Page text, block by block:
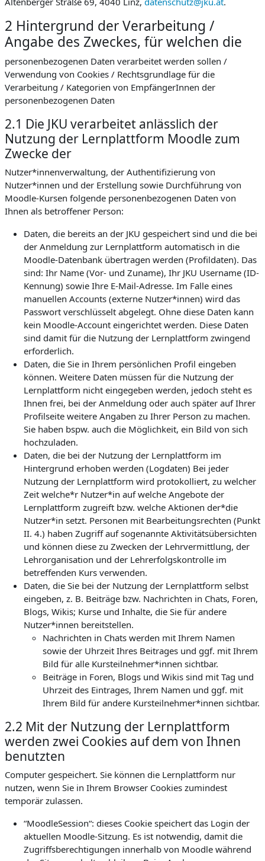
2 Hintergrund der Verarbeitung /
Angabe des Zweckes, für welchen die
personenbezogenen Daten verarbeitet werden sollen /
Verwendung von Cookies / Rechtsgrundlage für die
Verarbeitung / Kategorien von EmpfängerInnen der
personenbezogenen Daten
2.1 Die JKU verarbeitet anlässlich der
Nutzung der Lernplattform Moodle zum
Zwecke der
Nutzer*innenverwaltung, der Authentifizierung von
Nutzer*innen und der Erstellung sowie Durchführung von
Moodle-Kursen folgende personenbezogenen Daten von
Ihnen als betroffener Person:
Daten, die bereits an der JKU gespeichert sind und die bei
der Anmeldung zur Lernplattform automatisch in die
Moodle-Datenbank übertragen werden (Profildaten). Das
sind: Ihr Name (Vor- und Zuname), Ihr JKU Username (ID-
Kennung) sowie Ihre E-Mail-Adresse. Im Falle eines
manuellen Accounts (externe Nutzer*innen) wird das
Passwort verschlüsselt abgelegt. Ohne diese Daten kann
kein Moodle-Account eingerichtet werden. Diese Daten
sind damit für die Nutzung der Lernplattform zwingend
erforderlich.
Daten, die Sie in Ihrem persönlichen Profil eingeben
können. Weitere Daten müssen für die Nutzung der
Lernplattform nicht eingegeben werden, jedoch steht es
Ihnen frei, bei der Anmeldung oder auch später auf Ihrer
Profilseite weitere Angaben zu Ihrer Person zu machen.
Sie haben bspw. auch die Möglichkeit, ein Bild von sich
hochzuladen.
Daten, die bei der Nutzung der Lernplattform im
Hintergrund erhoben werden (Logdaten) Bei jeder
Nutzung der Lernplattform wird protokolliert, zu welcher
Zeit welche*r Nutzer*in auf welche Angebote der
Lernplattform zugreift bzw. welche Aktionen der*die
Nutzer*in setzt. Personen mit Bearbeitungsrechten (Punkt
II. 4.) haben Zugriff auf sogenannte Aktivitätsübersichten
und können diese zu Zwecken der Lehrvermittlung, der
Lehrorganisation und der Lehrerfolgskontrolle im
betreffenden Kurs verwenden.
Daten, die Sie bei der Nutzung der Lernplattform selbst
eingeben, z. B. Beiträge bzw. Nachrichten in Chats, Foren,
Blogs, Wikis; Kurse und Inhalte, die Sie für andere
Nutzer*innen bereitstellen.
Nachrichten in Chats werden mit Ihrem Namen
sowie der Uhrzeit Ihres Beitrages und ggf. mit Ihrem
Bild für alle Kursteilnehmer*innen sichtbar.
Beiträge in Foren, Blogs und Wikis sind mit Tag und
Uhrzeit des Eintrages, Ihrem Namen und ggf. mit
Ihrem Bild für andere Kursteilnehmer*innen sichtbar.
2.2 Mit der Nutzung der Lernplattform
werden zwei Cookies auf dem von Ihnen
benutzten
Computer gespeichert. Sie können die Lernplattform nur
nutzen, wenn Sie in Ihrem Browser Cookies zumindest
temporär zulassen.
“MoodleSession“: dieses Cookie speichert das Login der
aktuellen Moodle-Sitzung. Es ist notwendig, damit die
Zugriffsberechtigungen innerhalb von Moodle während